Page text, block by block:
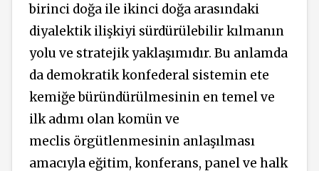
birinci doğa ile ikinci doğa arasındaki
diyalektik ilişkiyi sürdürülebilir kılmanın
yolu ve stratejik yaklaşımıdır. Bu anlamda
da demokratik konfederal sistemin ete
kemiğe büründürülmesinin en temel ve
ilk adımı olan komün ve
meclis örgütlenmesinin anlaşılması
amacıyla eğitim, konferans, panel ve halk